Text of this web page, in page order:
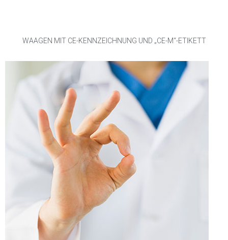
WAAGEN MIT CE-KENNZEICHNUNG UND „CE-M“-ETIKETT